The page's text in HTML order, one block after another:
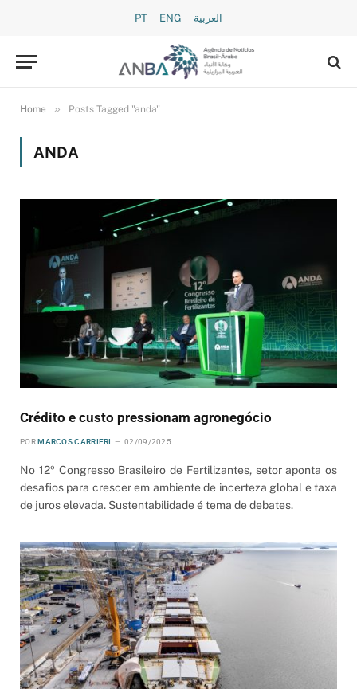
PT ENG العربية
Home » Posts Tagged "anda"
ANDA
Crédito e custo pressionam agronegócio
POR MARCOS CARRIERI 02/09/2025
No 12º Congresso Brasileiro de Fertilizantes, setor aponta os
desafios para crescer em ambiente de incerteza global e taxa
de juros elevada. Sustentabilidade é tema de debates.